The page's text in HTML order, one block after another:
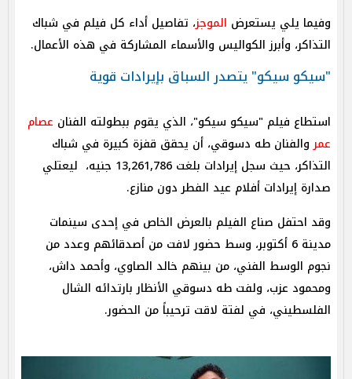
وفيما يلي يستعرض الموجز، تفاصيل أداء كل فيلم في شباك
التذاكر، وأبرز الكواليس والأسماء المشاركة في هذه الأعمال.
"سيكو سيكو" يتصدر السباق بإيرادات قوية
استطاع فيلم "سيكو سيكو"، الذي يقوم ببطولته الفنان عصام
عمروالفنان طه دسوقي، أن يحقق قفزة كبيرة في شباك
التذاكر، حيث سجل إيرادات بلغت 13,261,786 جنيه، ليعتلي
صدارة إيرادات أفلام عيد الفطر دون منازع.
وقد احتفل صناع الفيلم بالعرض الخاص في إحدى سينمات
مدينة 6 أكتوبر، وسط حضور لافت من أصدقائهم وعدد من
نجوم الوسط الفني، من بينهم خالد الصاوي، وأحمد داش،
ومحمود عزب، ولفت طه دسوقي الأنظار بارتدائه الشال
الفلسطيني، في لفتة لاقت ترحيباً من الحضور.